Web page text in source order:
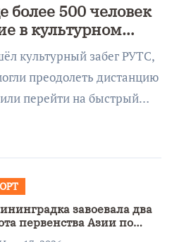
более 500 человек
в культурном
культурный забег РУТС,
преодолеть дистанцию
перейти на быстрый…
завоевала два
первенства Азии по
ножа